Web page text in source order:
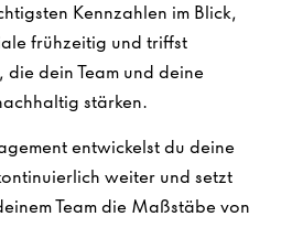
Kennzahlen im Blick,
frühzeitig und triffst
die dein Team und deine
stärken.
entwickelst du deine
weiter und setzt
Team die Maßstäbe von